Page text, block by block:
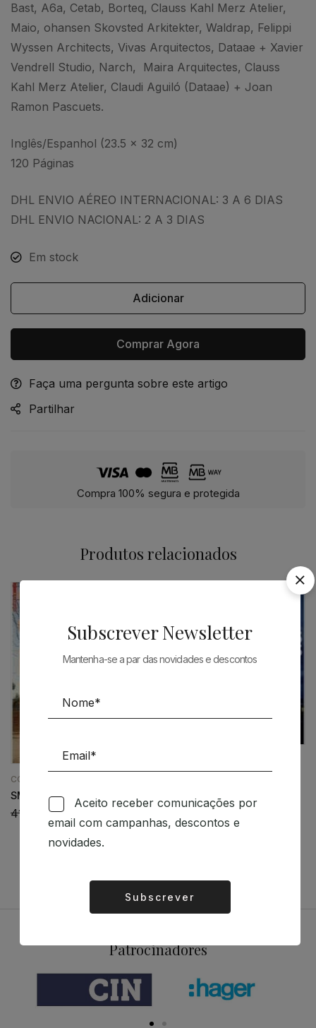
Bast, A6a, Cetab, Borteq, Clauss Kahl Merz Atelier,
Maio, ohansen Skovsted Arkitekter, Waldrap, Felippi
Wyssen Architects, Vivas Arquitectos, Dataae + Xavier
Vendrell Studio, Narch, Maira Arquitectes, Clauss
Kahl Merz Atelier, Claudi Aguiló (Dataae) + Joan
Ramon Pascuets.
Inglês/Espanhol (23.5 x 32 cm)
120 Páginas
DHL ENVIO AÉREO INTERNACIONAL: 3 A 6 DIAS
DHL ENVIO NACIONAL: 2 A 3 DIAS
Em stock
Adicionar
Comprar Agora
Alternative:
Faça uma pergunta sobre este artigo
Partilhar
Compra 100% segura e protegida
Produtos relacionados
CONSTRUÇÕES
SMALL SCALE BIG CHANGE
41,00 36,90
Patrocinadores
Subscrever Newsletter
Mantenha-se a par das novidades e descontos
Aceito receber comunicações por
email com campanhas, descontos e
novidades.
Subscrever